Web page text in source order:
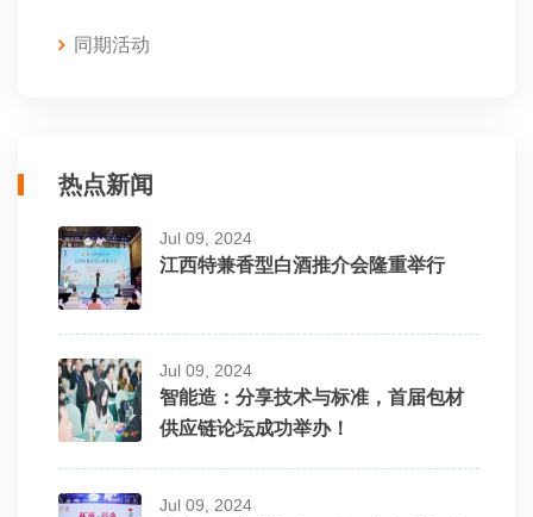
同期活动
热点新闻
Jul 09, 2024
江西特兼香型白酒推介会隆重举行
Jul 09, 2024
智能造：分享技术与标准，首届包材
供应链论坛成功举办！
Jul 09, 2024